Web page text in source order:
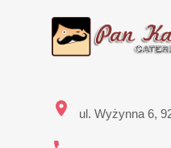
ul. Wyżynna 6,